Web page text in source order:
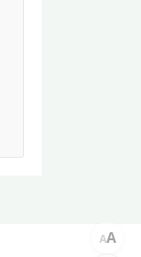
AA